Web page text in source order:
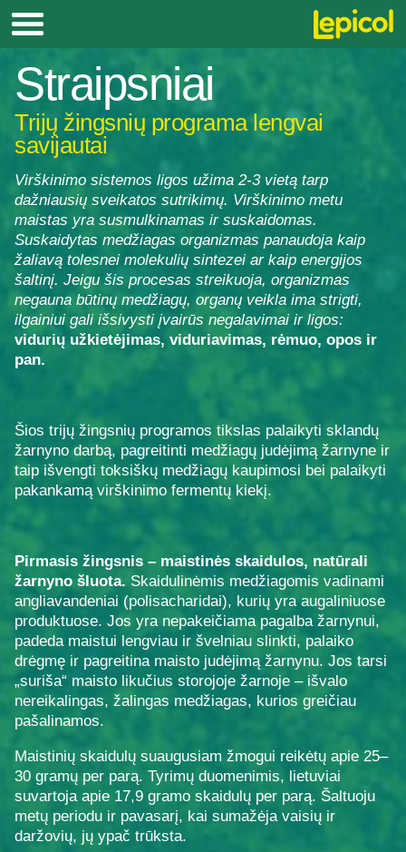
Straipsniai
Trijų žingsnių programa lengvai
savijautai
Virškinimo sistemos ligos užima 2-3 vietą tarp
dažniausių sveikatos sutrikimų. Virškinimo metu
maistas yra susmulkinamas ir suskaidomas.
Suskaidytas medžiagas organizmas panaudoja kaip
žaliavą tolesnei molekulių sintezei ar kaip energijos
šaltinį. Jeigu šis procesas streikuoja, organizmas
negauna būtinų medžiagų, organų veikla ima strigti,
ilgainiui gali išsivysti įvairūs negalavimai ir ligos:
vidurių užkietėjimas, viduriavimas, rėmuo, opos ir
pan.
Šios trijų žingsnių programos tikslas palaikyti sklandų
žarnyno darbą, pagreitinti medžiagų judėjimą žarnyne ir
taip išvengti toksiškų medžiagų kaupimosi bei palaikyti
pakankamą virškinimo fermentų kiekį.
Pirmasis žingsnis – maistinės skaidulos, natūrali
žarnyno šluota. Skaidulinėmis medžiagomis vadinami
angliavandeniai (polisacharidai), kurių yra augaliniuose
produktuose. Jos yra nepakeičiama pagalba žarnynui,
padeda maistui lengviau ir švelniau slinkti, palaiko
drėgmę ir pagreitina maisto judėjimą žarnynu. Jos tarsi
„suriša“ maisto likučius storojoje žarnoje – išvalo
nereikalingas, žalingas medžiagas, kurios greičiau
pašalinamos.
Maistinių skaidulų suaugusiam žmogui reikėtų apie 25–
30 gramų per parą. Tyrimų duomenimis, lietuviai
suvartoja apie 17,9 gramo skaidulų per parą. Šaltuoju
metų periodu ir pavasarį, kai sumažėja vaisių ir
daržovių, jų ypač trūksta.